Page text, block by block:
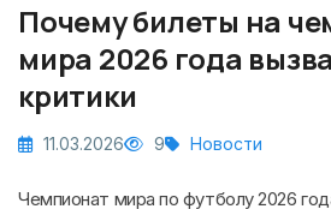
Почему билеты на
мира 2026 года
критики
11.03.2026 9 Новости
Чемпионат мира по футболу 2026